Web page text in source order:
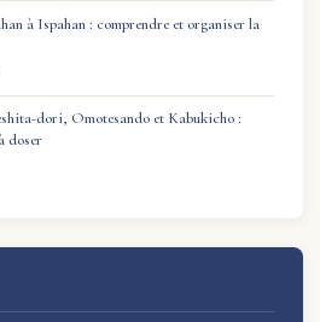
à Ispahan : comprendre et organiser la
dori, Omotesando et Kabukicho :
doser